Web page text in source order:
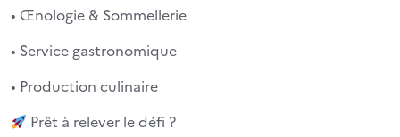
• Œnologie & Sommellerie
• Service gastronomique
• Production culinaire
Prêt à relever le défi ?